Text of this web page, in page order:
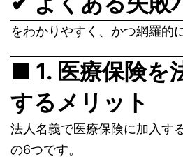
をわかりやすく、かつ網羅的
■ 1. 医療保険を
するメリット
法人名義で医療保険に加入す
の6つです。